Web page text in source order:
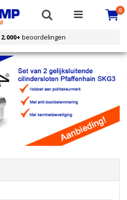
0
2.000+ beoordelingen